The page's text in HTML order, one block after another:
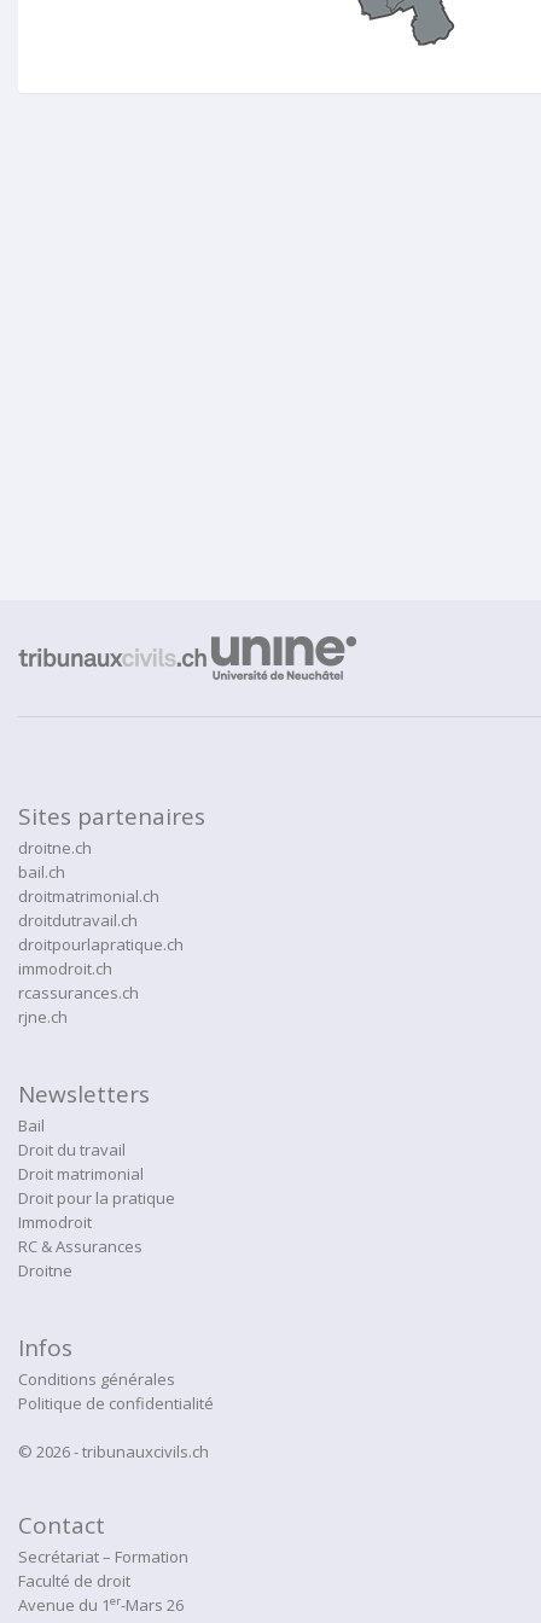
Sites partenaires
droitne.ch
bail.ch
droitmatrimonial.ch
droitdutravail.ch
droitpourlapratique.ch
immodroit.ch
rcassurances.ch
rjne.ch
Newsletters
Bail
Droit du travail
Droit matrimonial
Droit pour la pratique
Immodroit
RC & Assurances
Droitne
Infos
Conditions générales
Politique de confidentialité
© 2026 - tribunauxcivils.ch
Contact
Secrétariat – Formation
Faculté de droit
Avenue du 1er-Mars 26